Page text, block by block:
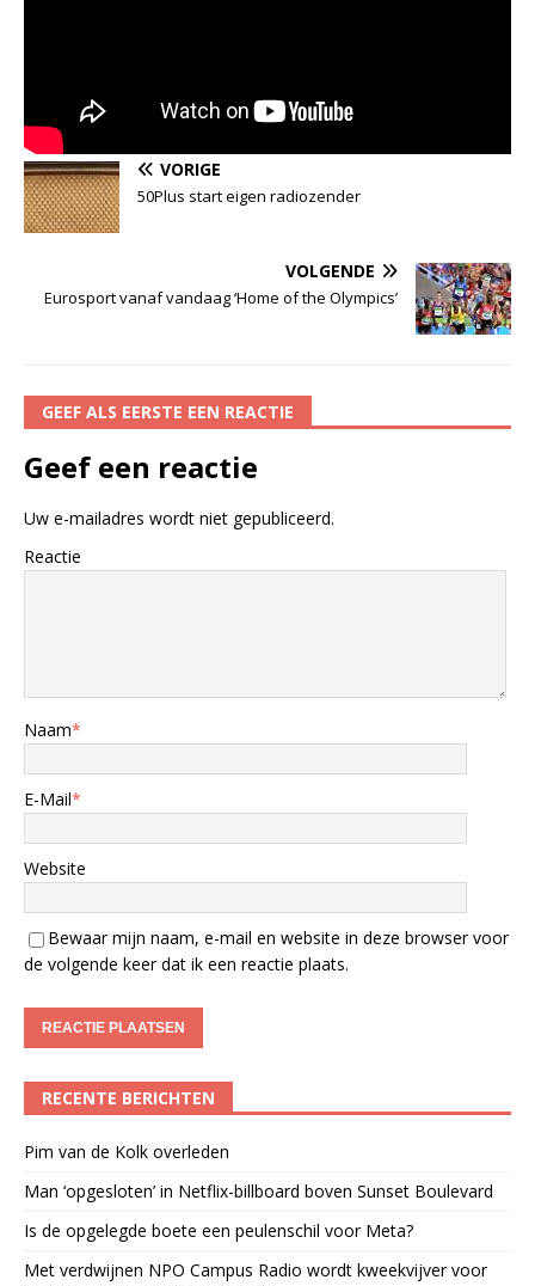
VORIGE
50Plus start eigen radiozender
VOLGENDE
Eurosport vanaf vandaag ‘Home of the Olympics’
GEEF ALS EERSTE EEN REACTIE
Geef een reactie
Uw e-mailadres wordt niet gepubliceerd.
Reactie
Naam*
E-Mail*
Website
Bewaar mijn naam, e-mail en website in deze browser voor
de volgende keer dat ik een reactie plaats.
RECENTE BERICHTEN
Pim van de Kolk overleden
Man ‘opgesloten’ in Netflix-billboard boven Sunset Boulevard
Is de opgelegde boete een peulenschil voor Meta?
Met verdwijnen NPO Campus Radio wordt kweekvijver voor